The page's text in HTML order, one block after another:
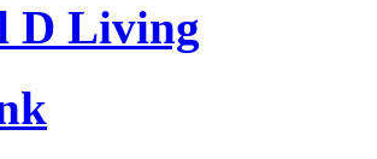
D Living